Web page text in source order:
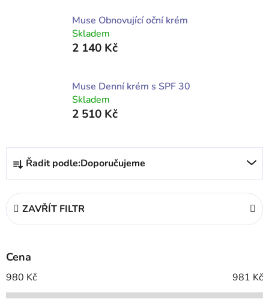
Muse Obnovující oční krém
Skladem
2 140 Kč
Muse Denní krém s SPF 30
Skladem
2 510 Kč
Ř
z
e
n
p
r
o
d
Řadit podle:Doporučujeme
ZAVŘÍT FILTR
Cena
980 Kč 981 Kč